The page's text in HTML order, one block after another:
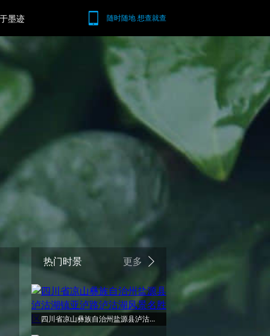
随时随地 想查就查
墨迹
热门时景 更多
四川省凉山彝族自治州盐源县泸沽湖镇亚泸路泸沽湖风景名胜区
周二
局部阵...
周三
局部阵...
周四
雷阵雨
周五
雷阵雨...
周六
雨